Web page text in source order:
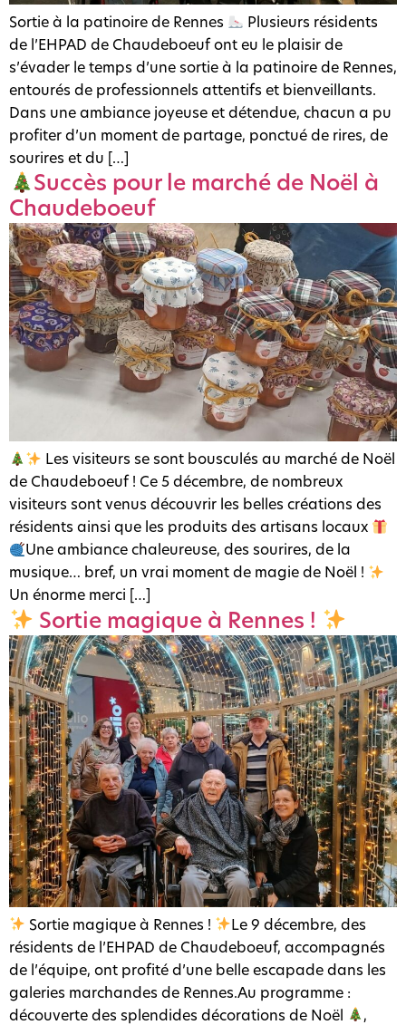
Sortie à la patinoire de Rennes
Plusieurs résidents
de l’EHPAD de Chaudeboeuf ont eu le plaisir de
s’évader le temps d’une sortie à la patinoire de Rennes,
entourés de professionnels attentifs et bienveillants.
Dans une ambiance joyeuse et détendue, chacun a pu
profiter d’un moment de partage, ponctué de rires, de
sourires et du […]
Succès pour le marché de Noël à
Chaudeboeuf
Les visiteurs se sont bousculés au marché de Noël
de Chaudeboeuf ! Ce 5 décembre, de nombreux
visiteurs sont venus découvrir les belles créations des
résidents ainsi que les produits des artisans locaux
Une ambiance chaleureuse, des sourires, de la
musique… bref, un vrai moment de magie de Noël !
Un énorme merci […]
Sortie magique à Rennes !
Sortie magique à Rennes !
Le 9 décembre, des
résidents de l’EHPAD de Chaudeboeuf, accompagnés
de l’équipe, ont profité d’une belle escapade dans les
galeries marchandes de Rennes.Au programme :
découverte des splendides décorations de Noël
,